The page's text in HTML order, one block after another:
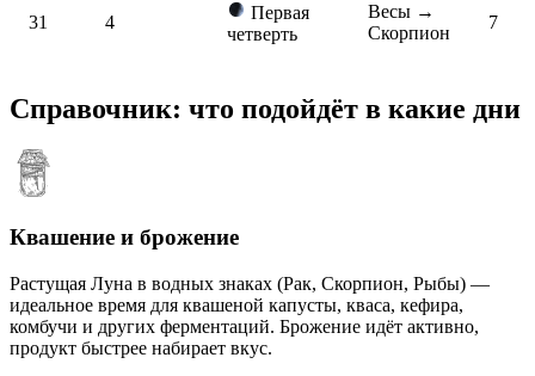
31 4
Первая
четверть
Весы →
Скорпион
7
Справочник: что подойдёт в какие дни
Квашение и брожение
Растущая Луна в водных знаках (Рак, Скорпион, Рыбы) —
идеальное время для квашеной капусты, кваса, кефира,
комбучи и других ферментаций. Брожение идёт активно,
продукт быстрее набирает вкус.